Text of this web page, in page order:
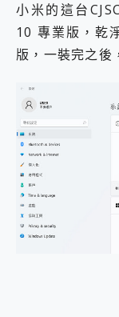
小米的這台
10 專業版，乾
版，一裝完之後